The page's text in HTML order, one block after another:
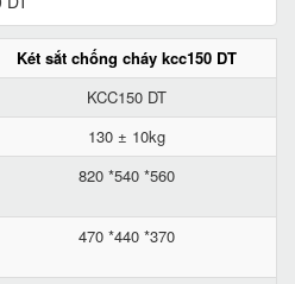
Két sắt chống cháy kcc150 DT
KCC150 DT
130 ± 10kg
820 *540 *560
470 *440 *370